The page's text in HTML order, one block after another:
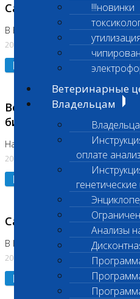
!!!новинки
Ветеринарные
Владельцам
оплате
Анализы
Санитарный день
В Бутово 21.07.2026
20.07.2026
Подробнее
Возобновлено
биохимических
На Нагорной
20.07.2026
Подробнее
Санитарный день
В Коломне 20.07.2026
20.07.2026
Подробнее